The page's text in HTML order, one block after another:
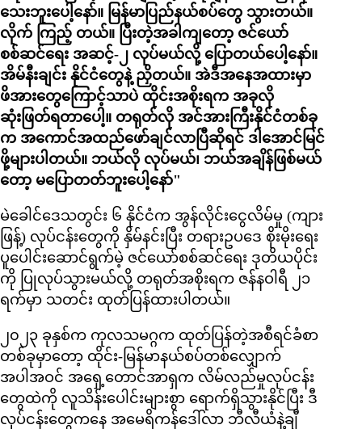
သေးဘူးပေါ့နော်။ မြန်မာပြည်နယ်စပ်တွေ သွားတယ်။
လိုက် ကြည့် တယ်။ ပြီးတဲ့အခါကျတော့ ဇင်ယော်
စစ်ဆင်ရေး အဆင့်-၂ လုပ်မယ်လို့ ပြောတယ်ပေါ့နော်။
အိမ်နီးချင်း နိုင်ငံတွေနဲ့ ညှိတယ်။ အဲဒီအနေအထားမှာ
ဖိအားတွေကြောင့်သာပဲ ထိုင်းအစိုးရက အခုလို
ဆုံးဖြတ်ရတာပေါ့။ တရုတ်လို အင်အားကြီးနိုင်ငံတစ်ခု
က အကောင်အထည်ဖော်ချင်လာပြီဆိုရင် ဒါအောင်မြင်
ဖို့များပါတယ်။ ဘယ်လို လုပ်မယ်၊ ဘယ်အချိန်ဖြစ်မယ်
တော့ မပြောတတ်ဘူးပေါ့နော်"
မဲခေါင်ဒေသတွင်း ၆ နိုင်ငံက အွန်လိုင်းငွေလိမ်မှု (ကျား
ဖြန့်) လုပ်ငန်းတွေကို နှိမ်နင်းပြီး တရားဥပဒေ စိုးမိုးရေး
ပူပေါင်းဆောင်ရွက်မဲ့ ဇင်ယော်စစ်ဆင်ရေး ဒုတိယပိုင်း
ကို ပြုလုပ်သွားမယ်လို့ တရုတ်အစိုးရက ဇန်နဝါရီ ၂၁
ရက်မှာ သတင်း ထုတ်ပြန်ထားပါတယ်။
၂၀၂၃ ခုနှစ်က ကုလသမဂ္ဂက ထုတ်ပြန်တဲ့အစီရင်ခံစာ
တစ်ခုမှာတော့ ထိုင်း-မြန်မာနယ်စပ်တစ်လျှောက်
အပါအဝင် အရှေ့တောင်အာရှက လိမ်လည်မှုလုပ်ငန်း
တွေထဲကို လူသိန်းပေါင်းများစွာ ရောက်ရှိသွားနိုင်ပြီး ဒီ
လုပ်ငန်းတွေကနေ အမေရိကန်ဒေါ်လာ ဘီလီယံနဲ့ချီ